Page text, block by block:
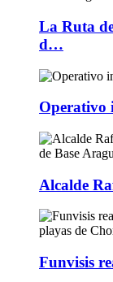
La Ruta
d…
Operativo
Alcalde
Funvisis